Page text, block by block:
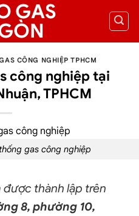
CÔNG NGHIỆP TPHCM
công nghiệp tại
TPHCM
gas công nghiệp
được thành lập trên
8, phường 10,